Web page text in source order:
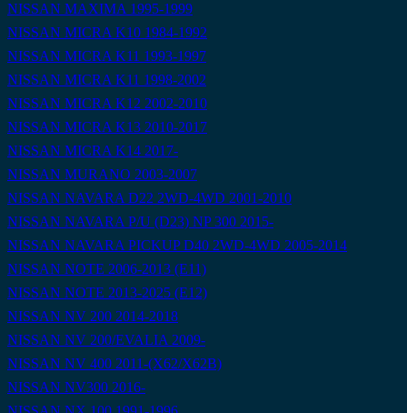
NISSAN MAXIMA 1995-1999
NISSAN MICRA K10 1984-1992
NISSAN MICRA K11 1993-1997
NISSAN MICRA K11 1998-2002
NISSAN MICRA K12 2002-2010
NISSAN MICRA K13 2010-2017
NISSAN MICRA K14 2017-
NISSAN MURANO 2003-2007
NISSAN NAVARA D22 2WD-4WD 2001-2010
NISSAN NAVARA P/U (D23) NP 300 2015-
NISSAN NAVARA PICKUP D40 2WD-4WD 2005-2014
NISSAN NOTE 2006-2013 (E11)
NISSAN NOTE 2013-2025 (E12)
NISSAN NV 200 2014-2018
NISSAN NV 200/EVALIA 2009-
NISSAN NV 400 2011-(X62/X62B)
NISSAN NV300 2016-